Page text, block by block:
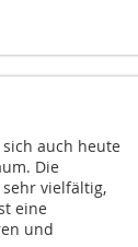
auch heute
Die
vielfältig,
eine
und